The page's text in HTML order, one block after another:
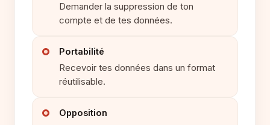
Demander la suppression de ton
compte et de tes données.
Portabilité
Recevoir tes données dans un format
réutilisable.
Opposition